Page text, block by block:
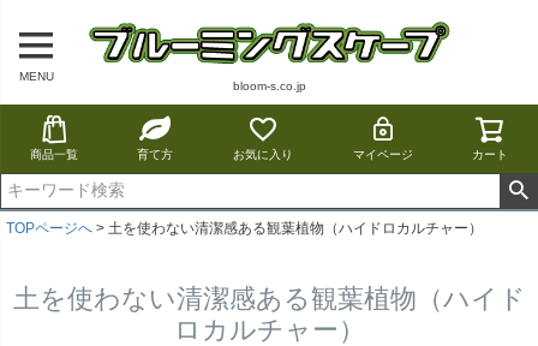
MENU
bloom-s.co.jp
商品一覧 育て方 お気に入り マイページ カート
TOPページへ 土を使わない清潔感ある観葉植物（ハイドロカルチャー）
土を使わない清潔感ある観葉植物（ハイド
ロカルチャー）